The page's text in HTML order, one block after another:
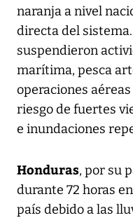
naranja a nivel
directa del
suspendieron
marítima, pesca
operaciones
riesgo de fuertes
e inundaciones
Honduras, por su
durante 72 horas
país debido a las